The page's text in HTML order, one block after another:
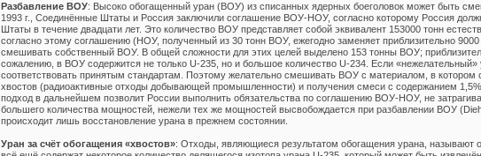
Разбавление ВОУ: Высоко обогащенный уран (ВОУ) из списанных ядерных боеголовок может быть
1993 г., Соединённые Штаты и Россия заключили соглашение ВОУ-НОУ, согласно которому Россия
Штаты в течение двадцати лет. Это количество ВОУ представляет собой эквивалент 153000 тонн
согласно этому соглашению (НОУ, полученный из 30 тонн ВОУ, ежегодно заменяет приблизительно
смешивать собственный ВОУ. В общей сложности для этих целей выделено 153 тонны ВОУ;
сожалению, в ВОУ содержится не только U-235, но и большое количество U-234. Если
соответствовать принятым стандартам. Поэтому желательно смешивать ВОУ с материалом, в
хвостов (радиоактивные отходы добывающей промышленности) и получения смеси с содержанием
подход в дальнейшем позволит России выполнить обязательства по соглашению ВОУ-НОУ, не
большего количества мощностей, нежели тех же мощностей высвобождается при разбавлении ВОУ
происходит лишь восстановление урана в прежнем состоянии.
Уран за счёт обогащения «хвостов»: Отходы, являющиеся результатом обогащения урана,